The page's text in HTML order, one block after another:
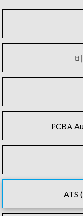
PCBA
ATS